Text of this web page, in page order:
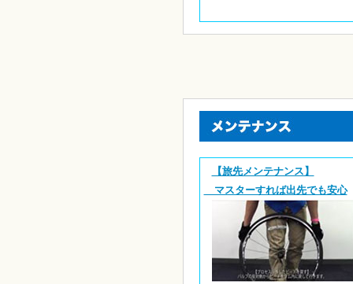
【旅先メンテナンス】
マスターすれば出先でも安心